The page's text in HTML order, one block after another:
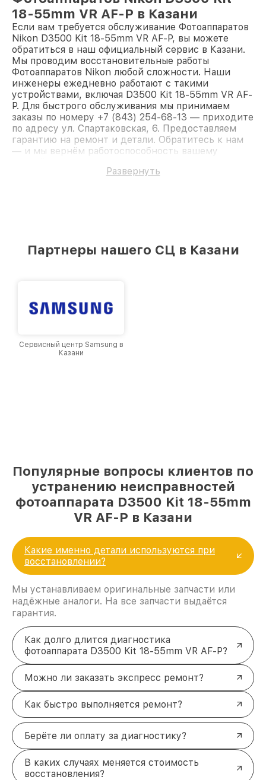
18-55mm VR AF-P в Казани
Если вам требуется обслуживание Фотоаппаратов
Nikon D3500 Kit 18-55mm VR AF-P, вы можете
обратиться в наш официальный сервис в Казани.
Мы проводим восстановительные работы
Фотоаппаратов Nikon любой сложности. Наши
инженеры ежедневно работают с такими
устройствами, включая D3500 Kit 18-55mm VR AF-
P. Для быстрого обслуживания мы принимаем
заказы по номеру +7 (843) 254-68-13 — приходите
по адресу ул. Спартаковская, 6. Предоставляем
гарантию на ремонт и детали. Обратитесь к нам
— и мы вернём работоспособность вашему
Развернуть
Партнеры нашего СЦ в Казани
Сервисный центр Samsung в
Казани
Популярные вопросы клиентов по
устранению неисправностей
фотоаппарата D3500 Kit 18-55mm
VR AF-P в Казани
Какие именно детали используются при
восстановлении?
Мы устанавливаем оригинальные запчасти или
надёжные аналоги. На все запчасти выдаётся
гарантия.
Как долго длится диагностика
фотоаппарата D3500 Kit 18-55mm VR AF-P?
Можно ли заказать экспресс ремонт?
Как быстро выполняется ремонт?
Берёте ли оплату за диагностику?
В каких случаях меняется стоимость
восстановления?